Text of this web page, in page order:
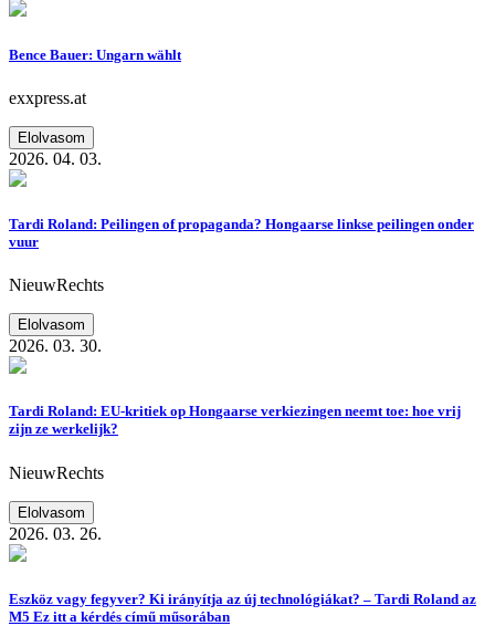
Bence Bauer: Ungarn wählt
exxpress.at
Elolvasom
2026. 04. 03.
Tardi Roland: Peilingen of propaganda? Hongaarse linkse peilingen onder
vuur
NieuwRechts
Elolvasom
2026. 03. 30.
Tardi Roland: EU-kritiek op Hongaarse verkiezingen neemt toe: hoe vrij
zijn ze werkelijk?
NieuwRechts
Elolvasom
2026. 03. 26.
Eszköz vagy fegyver? Ki irányítja az új technológiákat? – Tardi Roland az
M5 Ez itt a kérdés című műsorában